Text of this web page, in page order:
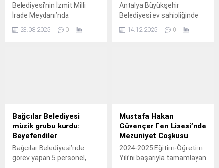
Belediyesi’nin İzmit Milli
İrade Meydanı’nda
konserleri yaz akşamlarına
23.08.2025 0
Antalya Büyükşehir
Belediyesi ev sahipliğinde
Uluslararası Antalya Piyano
14.12.2025 0
Bağcılar Belediyesi
müzik grubu kurdu:
Beyefendiler
Bağcılar Belediyesi’nde
görev yapan 5 personel,
Mustafa Hakan
Güvençer Fen Lisesi’nde
Mezuniyet Coşkusu
2024-2025 Eğitim-Öğretim
Yılı’nı başarıyla tamamlayan